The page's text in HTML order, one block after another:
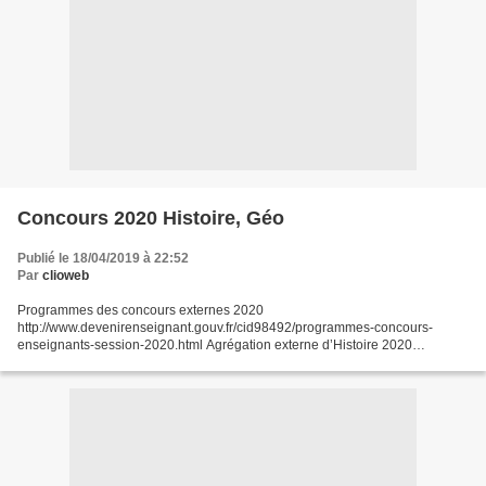
Concours 2020 Histoire, Géo
Publié le 18/04/2019 à 22:52
Par clioweb
Programmes des concours externes 2020
http://www.devenirenseignant.gouv.fr/cid98492/programmes-concours-
enseignants-session-2020.html Agrégation externe d’Histoire 2020
_ext_histoire_1112768.pdf...